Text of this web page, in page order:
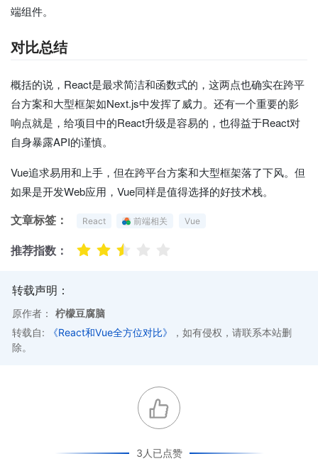
端组件。
对比总结
概括的说，React是最求简洁和函数式的，这两点也确实在跨平
台方案和大型框架如Next.js中发挥了威力。还有一个重要的影
响点就是，给项目中的React升级是容易的，也得益于React对
自身暴露API的谨慎。
Vue追求易用和上手，但在跨平台方案和大型框架落了下风。但
如果是开发Web应用，Vue同样是值得选择的好技术栈。
文章标签： React 前端相关 Vue
推荐指数：
转载声明：
原作者： 柠檬豆腐脑
转载自:
《React和Vue全方位对比》
，如有侵权，请联系本站删
除。
3人已点赞